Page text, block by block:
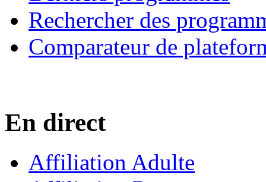
Rechercher des
Comparateur de
En direct
Affiliation Adulte